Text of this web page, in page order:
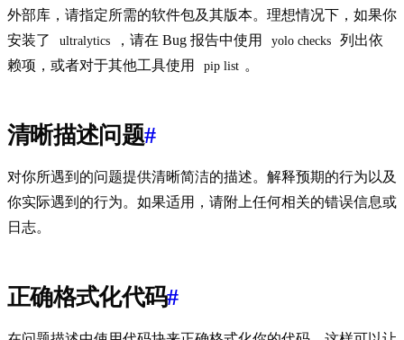
外部库，请指定所需的软件包及其版本。理想情况下，如果你
安装了
ultralytics ，请在 Bug 报告中使用 yolo checks
列出依
赖项，或者对于其他工具使用
pip list 。
清晰描述问题#
对你所遇到的问题提供清晰简洁的描述。解释预期的行为以及
你实际遇到的行为。如果适用，请附上任何相关的错误信息或
日志。
正确格式化代码#